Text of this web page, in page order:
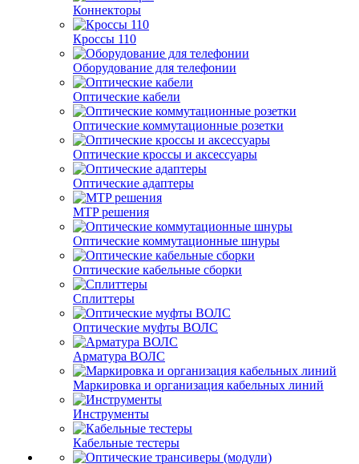
Коннекторы
Кроссы 110
Оборудование для телефонии
Оптические кабели
Оптические коммутационные розетки
Оптические кроссы и аксессуары
Оптические адаптеры
MTP решения
Оптические коммутационные шнуры
Оптические кабельные сборки
Сплиттеры
Оптические муфты ВОЛС
Арматура ВОЛС
Маркировка и организация кабельных линий
Инструменты
Кабельные тестеры